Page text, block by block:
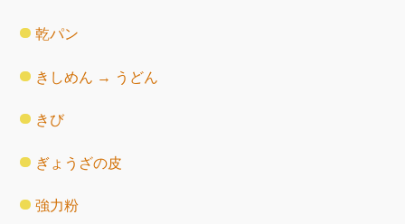
乾パン
きしめん → うどん
きび
ぎょうざの皮
強力粉